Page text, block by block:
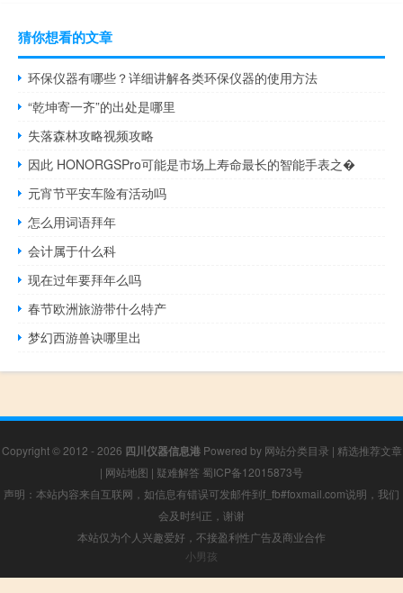
猜你想看的文章
环保仪器有哪些？详细讲解各类环保仪器的使用方法
“乾坤寄一齐”的出处是哪里
失落森林攻略视频攻略
因此 HONORGSPro可能是市场上寿命最长的智能手表之�
元宵节平安车险有活动吗
怎么用词语拜年
会计属于什么科
现在过年要拜年么吗
春节欧洲旅游带什么特产
梦幻西游兽诀哪里出
Copyright © 2012 - 2026 四川仪器信息港Powered by 网站分类目录 | 精选推荐文章
| 网站地图 | 疑难解答 蜀ICP备12015873号
声明：本站内容来自互联网，如信息有错误可发邮件到f_fb#foxmail.com说明，我们
会及时纠正，谢谢
本站仅为个人兴趣爱好，不接盈利性广告及商业合作
小男孩